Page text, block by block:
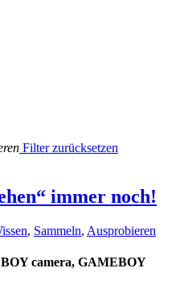
Filter zurücksetzen
immer noch!
, Sammeln, Ausprobieren
camera, GAMEBOY